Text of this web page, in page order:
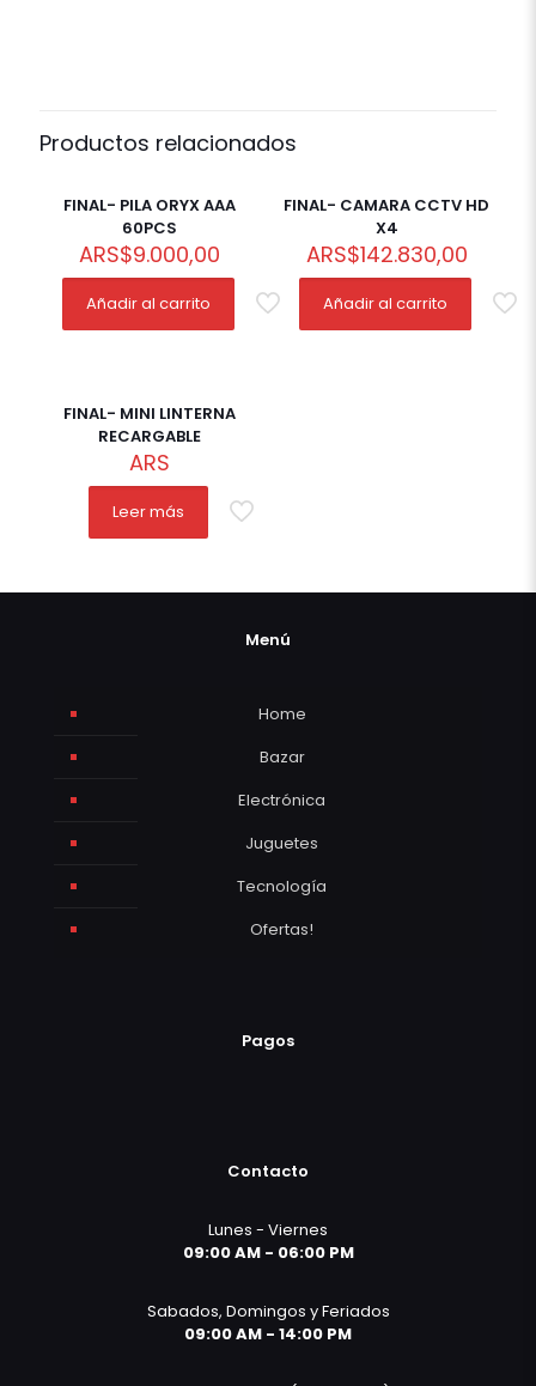
Productos relacionados
FINAL- PILA ORYX AAA
60PCS
ARS$9.000,00
Añadir al carrito
FINAL- CAMARA CCTV HD
X4
ARS$142.830,00
Añadir al carrito
FINAL- MINI LINTERNA
RECARGABLE
ARS
Leer más
Menú
Home
Bazar
Electrónica
Juguetes
Tecnología
Ofertas!
Pagos
Contacto
Lunes - Viernes
09:00 AM - 06:00 PM
Sabados, Domingos y Feriados
09:00 AM - 14:00 PM